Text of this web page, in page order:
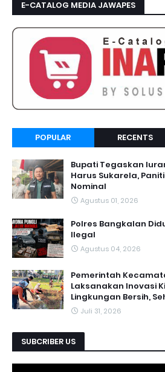
E-CATALOG MEDIA JAWAPES
POPULAR RECENTS
Bupati Tegaskan
Harus Sukarela,
Nominal
Agustus 01, 2026
Polres Bangkalan
Ilegal
Agustus 04, 2026
Pemerintah
Laksanakan Inovasi
Lingkungan Bersih,
Juli 31, 2026
SUBCRIBER US